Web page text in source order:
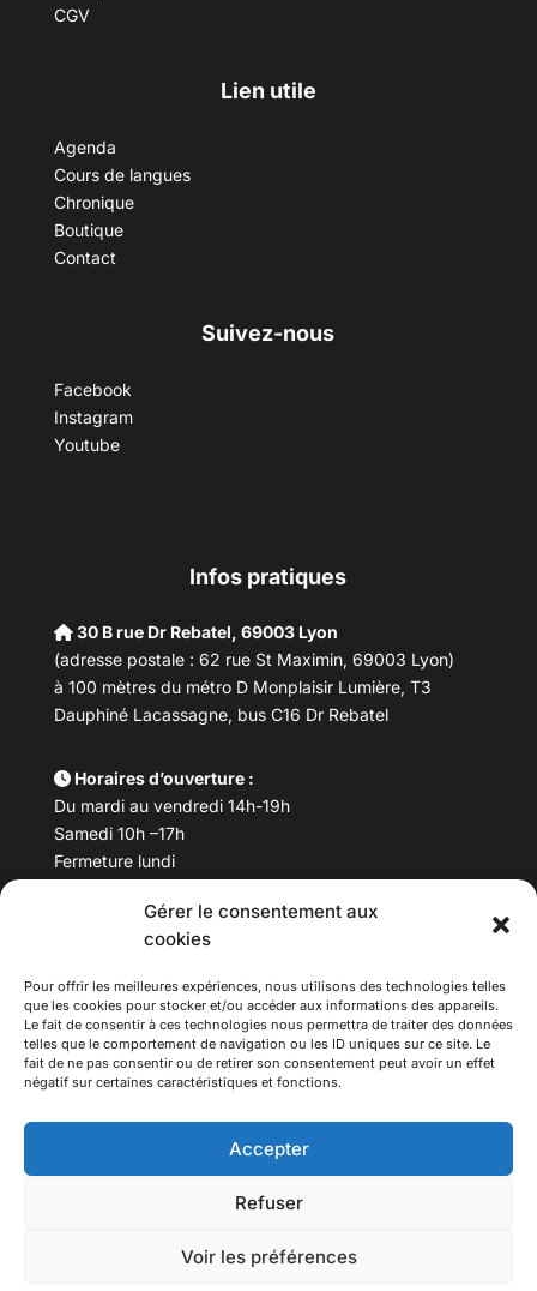
Gérer le consentement aux
cookies
Pour offrir les meilleures expériences, nous utilisons des technologies telles
que les cookies pour stocker et/ou accéder aux informations des appareils.
Le fait de consentir à ces technologies nous permettra de traiter des données
telles que le comportement de navigation ou les ID uniques sur ce site. Le
fait de ne pas consentir ou de retirer son consentement peut avoir un effet
négatif sur certaines caractéristiques et fonctions.
Accepter
Refuser
Voir les préférences
CGV
Lien utile
Agenda
Cours de langues
Chronique
Boutique
Contact
Suivez-nous
Facebook
Instagram
Youtube
Infos pratiques
30 B rue Dr Rebatel, 69003 Lyon
(adresse postale : 62 rue St Maximin, 69003 Lyon)
à 100 mètres du métro D Monplaisir Lumière, T3
Dauphiné Lacassagne, bus C16 Dr Rebatel
Horaires d’ouverture :
Du mardi au vendredi 14h-19h
Samedi 10h –17h
Fermeture lundi
Téléphone : 04 78 53 06 40
maisondesculturesasiatiques@asiexpo.com
Tous droits réservés.